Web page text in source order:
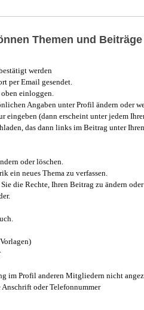
Themen und
werden
per Email gesendet.
einloggen.
Angaben unter Profil ändern oder
eingeben (dann erscheint unter jedem
das dann links im Beitrag unter
oder löschen.
ein neues Thema zu verfassen.
die Rechte, Ihren Beitrag zu ändern oder
im Profil anderen Mitgliedern nicht
oder Telefonnummer